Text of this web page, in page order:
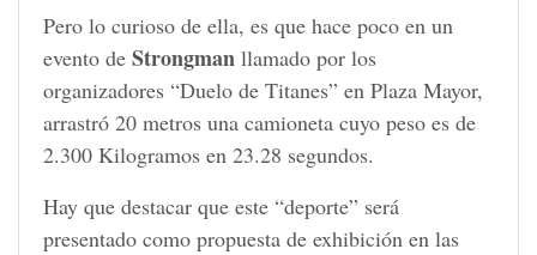
Pero lo curioso de ella, es que hace poco en un
evento de Strongman llamado por los
organizadores “Duelo de Titanes” en Plaza Mayor,
arrastró 20 metros una camioneta cuyo peso es de
2.300 Kilogramos en 23.28 segundos.
Hay que destacar que este “deporte” será
presentado como propuesta de exhibición en las